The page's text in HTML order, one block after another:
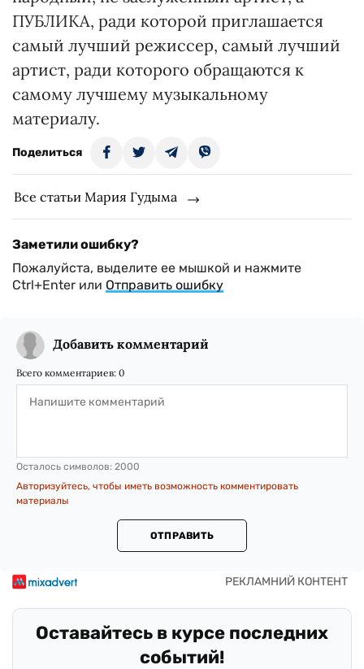
ПУБЛИКА, ради которой приглашается
самый лучший режиссер, самый лучший
артист, ради которого обращаются к
самому лучшему музыкальному
материалу.
Поделиться
Все статьи Мария Гудыма
Заметили ошибку?
Пожалуйста, выделите ее мышкой и нажмите
Ctrl+Enter или Отправить ошибку
Добавить комментарий
Всего комментариев: 0
Осталось символов: 2000
Авторизуйтесь, чтобы иметь возможность комментировать
материалы
ОТПРАВИТЬ
Оставайтесь в курсе последних
событий!